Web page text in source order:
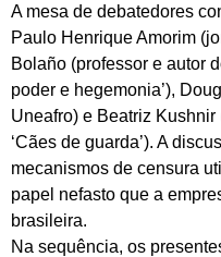
A mesa de debatedores
Paulo Henrique Amorim
Bolaño (professor e autor
poder e hegemonia’),
Uneafro) e Beatriz
‘Cães de guarda’). A
mecanismos de censura
papel nefasto que a
brasileira.
Na sequência, os